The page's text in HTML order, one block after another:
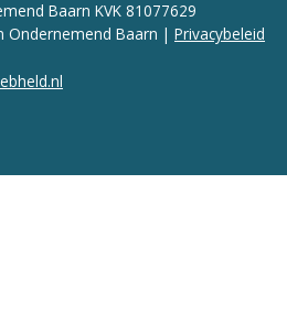
Baarn KVK 81077629
Baarn | Privacybeleid